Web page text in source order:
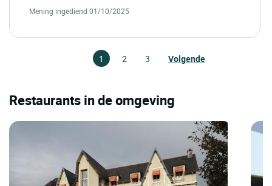
Mening ingediend 01/10/2025
1 2 3 Volgende
Restaurants in de omgeving